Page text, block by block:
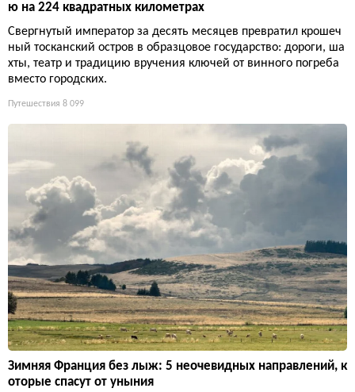
ю на 224 квадратных километрах
Свергнутый император за десять месяцев превратил крошеч
ный тосканский остров в образцовое государство: дороги, ша
хты, театр и традицию вручения ключей от винного погреба
вместо городских.
Путешествия 8 099
Зимняя Франция без лыж: 5 неочевидных направлений, к
оторые спасут от уныния